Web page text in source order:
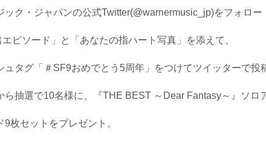
ク・ジャパンの公式Twitter(@warnermusic_jp)をフォロー
ピソード」と「あなたの指ハート写真」を添えて、
ュタグ「＃SF9おめでとう5周年」をつけてツイッターで投
ら抽選で10名様に、『THE BEST ～Dear Fantasy～』ソロ
枚セットをプレゼント。